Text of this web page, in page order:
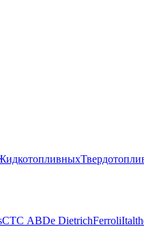
CTC АВDe DietrichFerroli